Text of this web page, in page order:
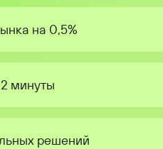
на 0,5%
минуты
решений